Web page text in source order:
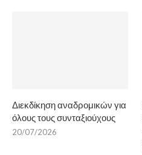
Διεκδίκηση αναδρομικών για
όλους τους συνταξιούχους
20/07/2026